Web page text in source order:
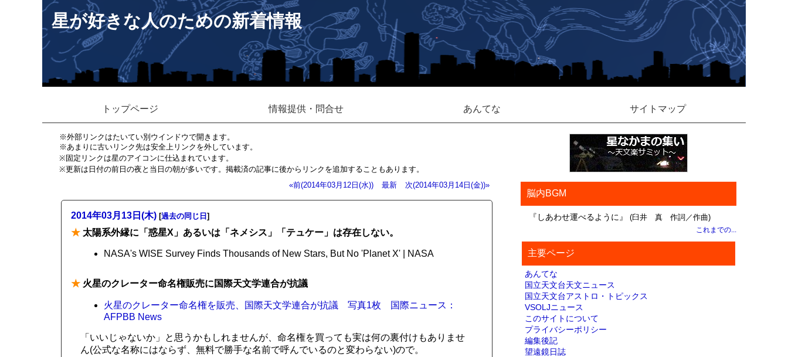
星が好きな人のための新着情報
トップページ 情報提供・問合せ あんてな サイトマップ
※外部リンクはたいてい別ウインドウで開きます。
※あまりに古いリンク先は安全上リンクを外しています。
※固定リンクは星のアイコンに仕込まれています。
※更新は日付の前日の夜と当日の朝が多いです。掲載済の記事に後からリンクを追加することもあります。
«前(2014年03月12日(水))
最新 次(2014年03月14日(金))»
2014年03月13日(木) [過去の同じ日 ]
★ 太陽系外縁に「惑星X」あるいは「ネメシス」「テュケー」は存在しない。
NASA's WISE Survey Finds Thousands of New Stars, But No 'Planet X' | NASA
★ 火星のクレーター命名権販売に国際天文学連合が抗議
火星のクレーター命名権を販売、国際天文学連合が抗議 写真1枚 国際ニュース：
AFPBB News
「いいじゃないか」と思うかもしれませんが、命名権を買っても実は何の裏付けもありませ
ん(公式な名称にはならず、無料で勝手な名前で呼んでいるのと変わらない)ので。
脳内BGM
『しあわせ運べるように』 (臼井 真 作詞／作曲)
これまでの...
主要ページ
あんてな
国立天文台天文ニュース
国立天文台アストロ・トピックス
VSOLJニュース
このサイトについて
プライバシーポリシー
編集後記
望遠鏡日誌